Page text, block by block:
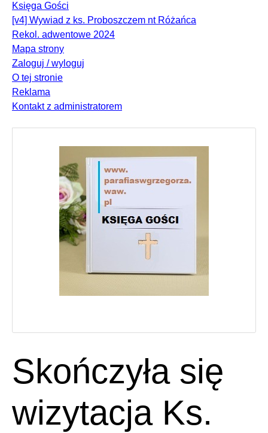
Księga Gości
[v4] Wywiad z ks. Proboszczem nt Różańca
Rekol. adwentowe 2024
Mapa strony
Zaloguj / wyloguj
O tej stronie
Reklama
Kontakt z administratorem
Skończyła się
wizytacja Ks.